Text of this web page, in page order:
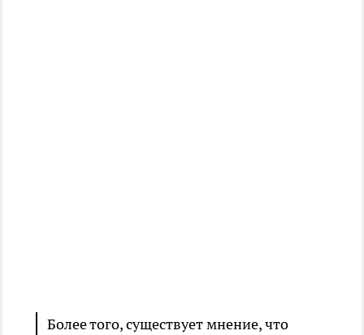
Более того, существует мнение, что